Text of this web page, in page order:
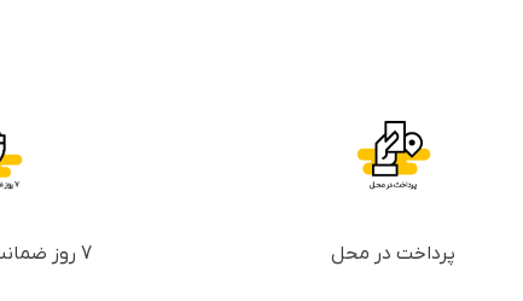
پرداخت در محل 7 روز ضمانت بازگشت پول